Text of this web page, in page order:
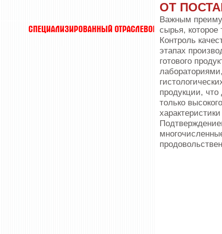
ОТ
Важным
сырья, которое
Контроль
этапах
готового
продукции, что
только